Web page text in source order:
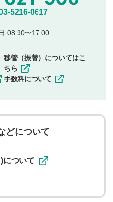
や営利目的、広告・宣伝を目
著作権、その他の知的財産
判断した投稿
ントの変更・削除はできま
しないことに同意します。利
当社サービスの広告・宣伝、
5216-0617
08:30〜17:00
移管（振替）についてはこ
ちら
手数料について
どについて
について